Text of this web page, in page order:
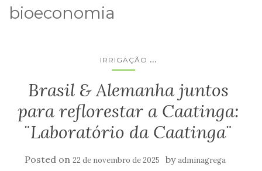
bioeconomia
IRRIGAÇÃO ...
Brasil & Alemanha juntos
para reflorestar a Caatinga:
¨Laboratório da Caatinga¨
Posted on 22 de novembro de 2025 byadminagrega